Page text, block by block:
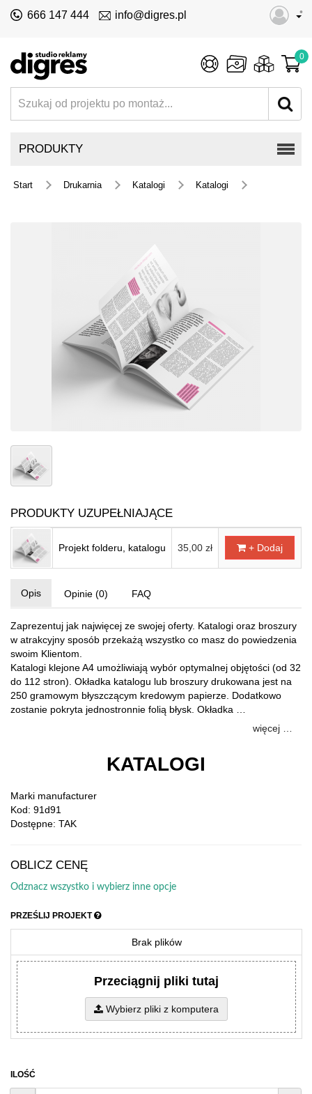
•
666 147 444 info@digres.pl
0
PRODUKTY
Start Drukarnia Katalogi Katalogi
PRODUKTY UZUPEŁNIAJĄCE
Projekt folderu, katalogu 35,00 zł + Dodaj
Opis Opinie (0) FAQ
Zaprezentuj jak najwięcej ze swojej oferty. Katalogi oraz broszury
w atrakcyjny sposób przekażą wszystko co masz do powiedzenia
swoim Klientom.
Katalogi klejone A4 umożliwiają wybór optymalnej objętości (od 32
do 112 stron). Okładka katalogu lub broszury drukowana jest na
250 gramowym błyszczącym kredowym papierze. Dodatkowo
zostanie pokryta jednostronnie folią błysk. Okładka …
więcej …
KATALOGI
Marki manufacturer
Kod: 91d91
Dostępne: TAK
OBLICZ CENĘ
Odznacz wszystko i wybierz inne opcje
PRZEŚLIJ PROJEKT
Brak plików
Przeciągnij pliki tutaj
Wybierz pliki z komputera
ILOŚĆ